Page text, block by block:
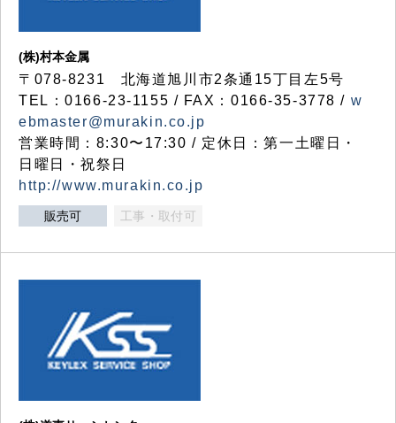
(株)村本金属
〒078-8231 北海道旭川市2条通15丁目左5号
TEL：0166-23-1155 / FAX：0166-35-3778 / w
ebmaster@murakin.co.jp
営業時間：8:30〜17:30 / 定休日：第一土曜日・
日曜日・祝祭日
http://www.murakin.co.jp
販売可 工事・取付可